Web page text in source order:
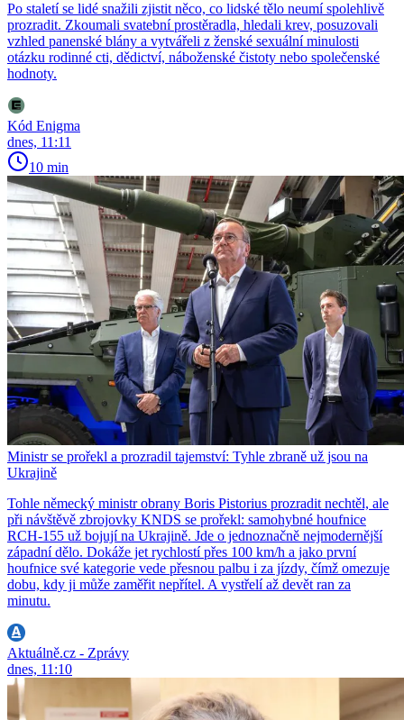
Po staletí se lidé snažili zjistit něco, co lidské tělo neumí spolehlivě
prozradit. Zkoumali svatební prostěradla, hledali krev, posuzovali
vzhled panenské blány a vytvářeli z ženské sexuální minulosti
otázku rodinné cti, dědictví, náboženské čistoty nebo společenské
hodnoty.
Kód Enigma
dnes, 11:11
10 min
Ministr se prořekl a prozradil tajemství: Tyhle zbraně už jsou na
Ukrajině
Tohle německý ministr obrany Boris Pistorius prozradit nechtěl, ale
při návštěvě zbrojovky KNDS se prořekl: samohybné houfnice
RCH-155 už bojují na Ukrajině. Jde o jednoznačně nejmodernější
západní dělo. Dokáže jet rychlostí přes 100 km/h a jako první
houfnice své kategorie vede přesnou palbu i za jízdy, čímž omezuje
dobu, kdy ji může zaměřit nepřítel. A vystřelí až devět ran za
minutu.
Aktuálně.cz - Zprávy
dnes, 11:10